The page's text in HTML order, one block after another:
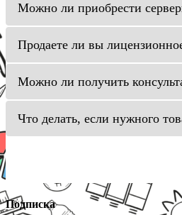
Можно ли приобрести
Продаете ли вы
Можно ли получить
Что делать, если нужного
Подписка